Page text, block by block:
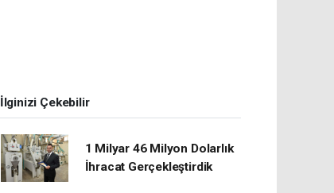
İlginizi Çekebilir
1 Milyar 46 Milyon Dolarlık
İhracat Gerçekleştirdik